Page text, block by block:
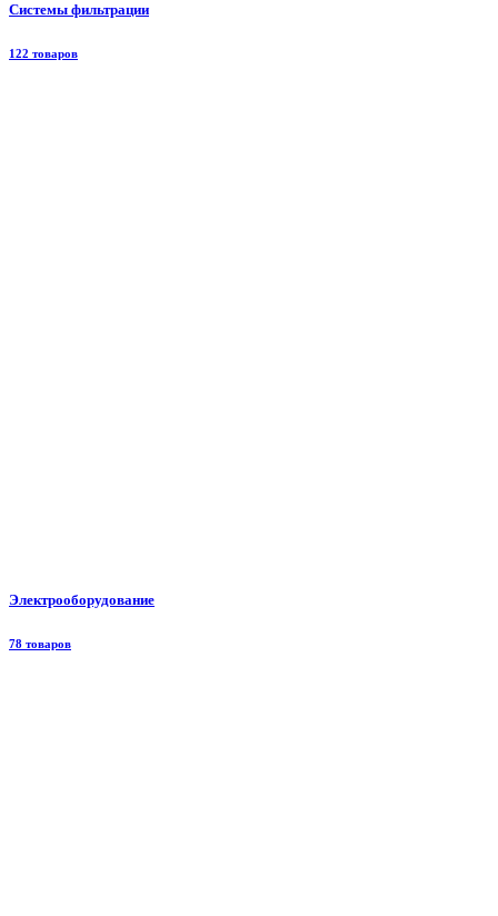
Системы фильтрации
122 товаров
Электрооборудование
78 товаров